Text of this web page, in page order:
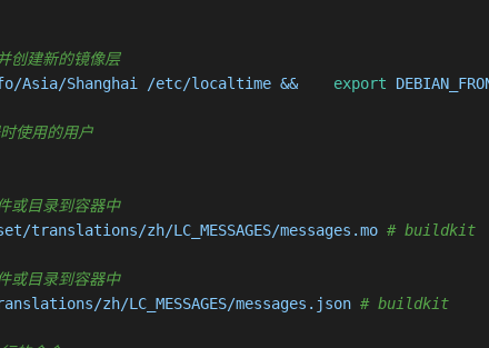
建新的镜像层
Asia/Shanghai /etc/localtime && export
使用的用户
目录到容器中
translations/zh/LC_MESSAGES/messages.mo # buildkit
目录到容器中
zh/LC_MESSAGES/messages.json # buildkit